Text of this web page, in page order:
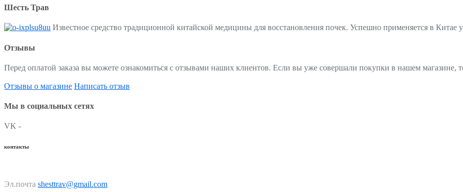
Шесть Трав
Известное средство традиционной китайской медицины для восстановления почек. Успешно применяется в Китае
Отзывы
Перед оплатой заказа вы можете ознакомиться с отзывами наших клиентов. Если вы уже совершали покупки в нашем магазине,
Отзывы о магазине Написать отзыв
Мы в социальных сетях
VK -
контакты
Эл.почта shesttrav@gmail.com